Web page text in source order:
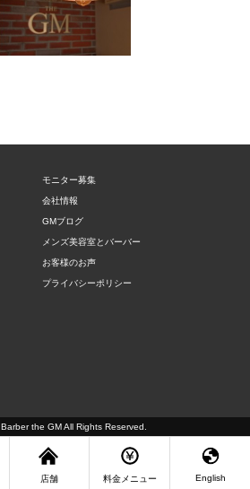
モニター募集
会社情報
GMブログ
メンズ美容室とバーバー
お客様のお声
プライバシーポリシー
Barber the GMAll Rights Reserved.
店舗 料金メニュー English